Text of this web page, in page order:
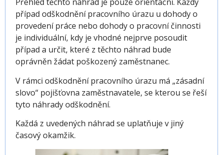
případ odškodnění pracovního úrazu u dohody o
provedení práce nebo dohody o pracovní činnosti
je individuální, kdy je vhodné nejprve posoudit
případ a určit, které z těchto náhrad bude
oprávněn žádat poškozený zaměstnanec.
V rámci odškodnění pracovního úrazu má „zásadní
slovo“ pojišťovna zaměstnavatele, se kterou se řeší
tyto náhrady odškodnění.
Každá z uvedených náhrad se uplatňuje v jiný
časový okamžik.